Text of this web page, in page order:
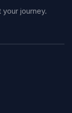
journey.